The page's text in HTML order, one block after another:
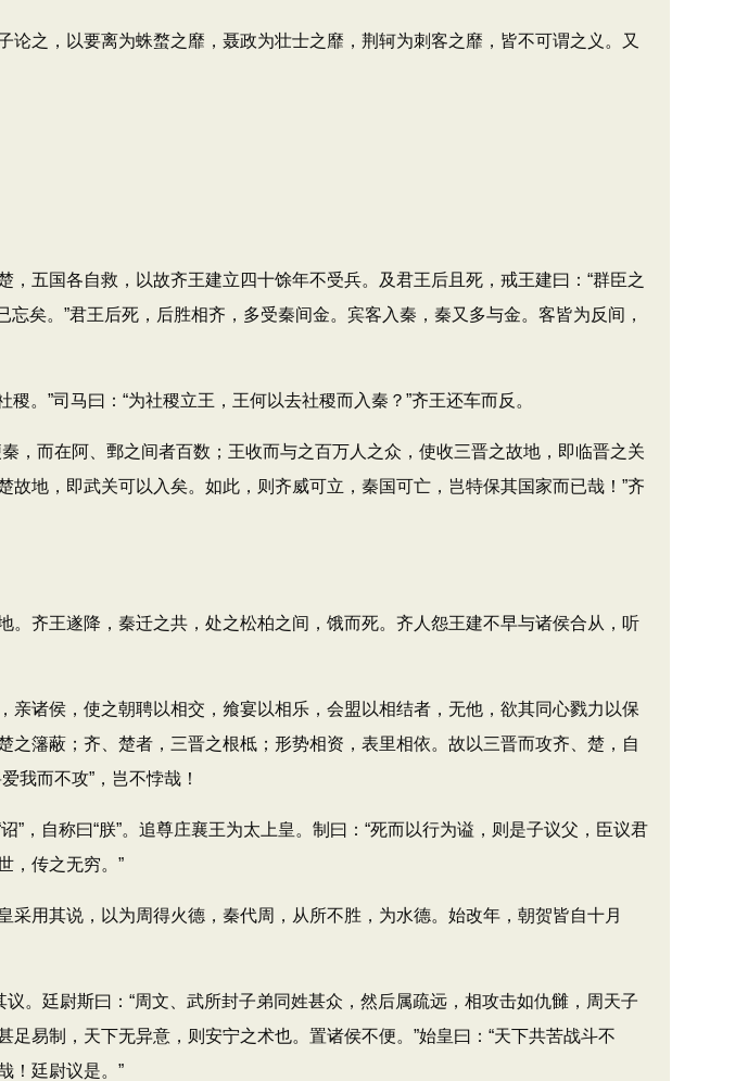
，以要离为蛛蝥之靡，聂政为壮士之靡，荆轲为刺客之靡，皆不可谓之义。又
国各自救，以故齐王建立四十馀年不受兵。及君王后且死，戒王建曰：“群臣之
忘矣。”君王后死，后胜相齐，多受秦间金。宾客入秦，秦又多与金。客皆为反间，
”司马曰：“为社稷立王，王何以去社稷而入秦？”齐王还车而反。
而在阿、鄄之间者百数；王收而与之百万人之众，使收三晋之故地，即临晋之关
地，即武关可以入矣。如此，则齐威可立，秦国可亡，岂特保其国家而已哉！”齐
齐王遂降，秦迁之共，处之松柏之间，饿而死。齐人怨王建不早与诸侯合从，听
诸侯，使之朝聘以相交，飨宴以相乐，会盟以相结者，无他，欲其同心戮力以保
籓蔽；齐、楚者，三晋之根柢；形势相资，表里相依。故以三晋而攻齐、楚，自
我而不攻”，岂不悖哉！
自称曰“朕”。追尊庄襄王为太上皇。制曰：“死而以行为谥，则是子议父，臣议君
，传之无穷。”
其说，以为周得火德，秦代周，从所不胜，为水德。始改年，朝贺皆自十月
廷尉斯曰：“周文、武所封子弟同姓甚众，然后属疏远，相攻击如仇雠，周天子
易制，天下无异意，则安宁之术也。置诸侯不便。”始皇曰：“天下共苦战斗不
！廷尉议是。”